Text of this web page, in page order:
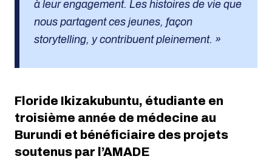
à leur engagement. Les histoires de vie que
nous partagent ces jeunes, façon
storytelling, y contribuent pleinement. »
Floride Ikizakubuntu, étudiante en
troisième année de médecine au
Burundi et bénéficiaire des projets
soutenus par l’AMADE